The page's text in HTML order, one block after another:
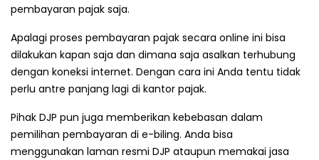
pembayaran pajak saja.
Apalagi proses pembayaran pajak secara online ini bisa
dilakukan kapan saja dan dimana saja asalkan terhubung
dengan koneksi internet. Dengan cara ini Anda tentu tidak
perlu antre panjang lagi di kantor pajak.
Pihak DJP pun juga memberikan kebebasan dalam
pemilihan pembayaran di e-biling. Anda bisa
menggunakan laman resmi DJP ataupun memakai jasa